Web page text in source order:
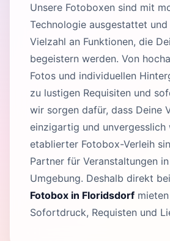
Unsere Fotoboxen sind mit
Technologie ausgestattet
Vielzahl an Funktionen, die
begeistern werden. Von
Fotos und individuellen
zu lustigen Requisiten und
wir sorgen dafür, dass Deine
einzigartig und unvergesslich
etablierter Fotobox-Verleih
Partner für Veranstaltungen
Umgebung. Deshalb direkt
Fotobox in Floridsdorf
Sofortdruck, Requisten und